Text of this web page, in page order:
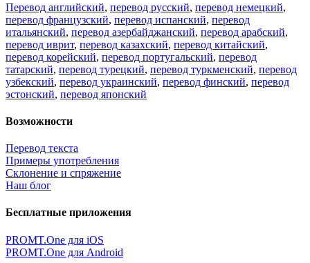
Перевод английский, перевод русский, перевод немецкий,
перевод французский, перевод испанский, перевод
итальянский, перевод азербайджанский, перевод арабский,
перевод иврит, перевод казахский, перевод китайский,
перевод корейский, перевод португальский, перевод
татарский, перевод турецкий, перевод туркменский, перевод
узбекский, перевод украинский, перевод финский, перевод
эстонский, перевод японский
Возможности
Перевод текста
Примеры употребления
Склонение и спряжение
Наш блог
Бесплатные приложения
PROMT.One для iOS
PROMT.One для Android